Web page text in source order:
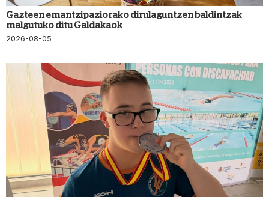
Gazteen emantzipaziorako dirulaguntzen baldintzak
malgutuko ditu Galdakaok
2026-08-05